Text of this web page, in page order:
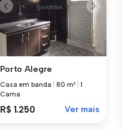
Porto Alegre
Casa em banda |80 m² |1
Cama
R$ 1.250 Ver mais